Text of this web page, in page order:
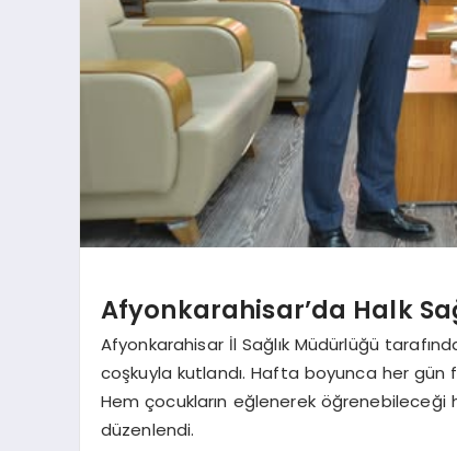
Afyonkarahisar’da Halk
Afyonkarahisar İl Sağlık Müdürlüğü
coşkuyla kutlandı. Hafta boyunca her gün
Hem çocukların eğlenerek öğrenebileceği
düzenlendi.